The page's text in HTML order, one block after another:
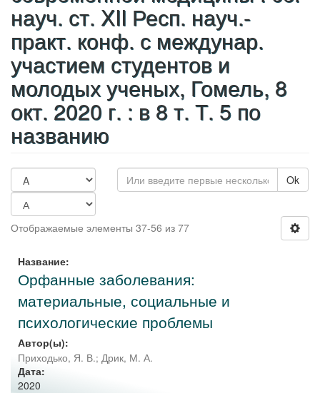
науч. ст. XII Респ. науч.-
практ. конф. с междунар.
участием студентов и
молодых ученых, Гомель, 8
окт. 2020 г. : в 8 т. Т. 5 по
названию
Ok
Отображаемые элементы 37-56 из 77
Название:
Орфанные заболевания:
материальные, социальные и
психологические проблемы
Автор(ы):
Приходько, Я. В.; Дрик, М. А.
Дата:
2020